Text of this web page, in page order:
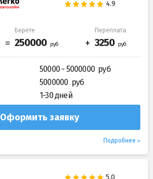
Берете Переплата
50000 - 5000000
5000000
1-30 дней
Оформить заявку
Подробнее